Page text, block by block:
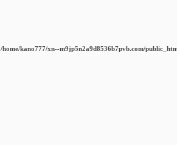
/home/kano777/xn--m9jp5n2a9d8536b7pvb.com/